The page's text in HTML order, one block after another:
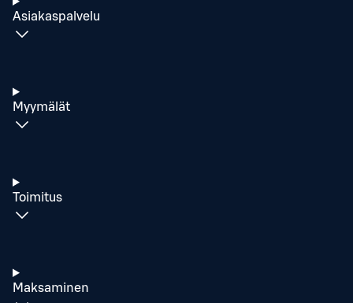
Asiakaspalvelu
Myymälät
Toimitus
Maksaminen